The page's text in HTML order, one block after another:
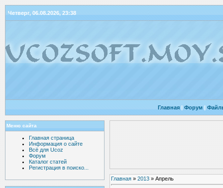
Четверг, 06.08.2026, 23:38
Главная | Форум |
Меню сайта
Главная страница
Информация о сайте
Всё для Ucoz
Форум
Каталог статей
Регистрация в поиско...
Главная » 2013 » Апрель